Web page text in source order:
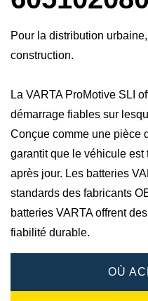
Pour la distribution
construction.
La VARTA ProMotive SLI
démarrage fiables sur
Conçue comme une pièce
garantit que le véhicule est
après jour. Les batteries
standards des fabricants
batteries VARTA offrent
fiabilité durable.
OÙ